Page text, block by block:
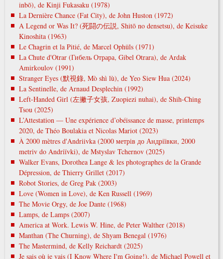
inbō), de Kinji Fukasaku (1978)
La Dernière Chance (Fat City), de John Huston (1972)
A Legend or Was It? (死闘の伝説, Shitō no densetsu), de Keisuke
Kinoshita (1963)
Le Chagrin et la Pitié, de Marcel Ophüls (1971)
La Chute d'Otrar (Гибель Отрара, Gibel Otrara), de Ardak
Amirkoulov (1991)
Stranger Eyes (默視錄, Mò shì lù), de Yeo Siew Hua (2024)
La Sentinelle, de Arnaud Desplechin (1992)
Left-Handed Girl (左撇子女孩, Zuopiezi nuhai), de Shih-Ching
Tsou (2025)
L’Attestation — Une expérience d’obéissance de masse, printemps
2020, de Théo Boulakia et Nicolas Mariot (2023)
À 2000 mètres d'Andriivka (2000 метрів до Андріївки, 2000
metrіv do Andrіїvki), de Mstyslav Tchernov (2025)
Walker Evans, Dorothea Lange & les photographes de la Grande
Dépression, de Thierry Grillet (2017)
Robot Stories, de Greg Pak (2003)
Love (Women in Love), de Ken Russell (1969)
The Movie Orgy, de Joe Dante (1968)
Lamps, de Lamps (2007)
America at Work. Lewis W. Hine, de Peter Walther (2018)
Manthan (The Churning), de Shyam Benegal (1976)
The Mastermind, de Kelly Reichardt (2025)
Je sais où je vais (I Know Where I'm Going!), de Michael Powell et